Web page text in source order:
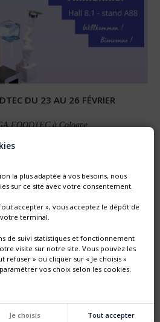
DU 23 AU 26 FÉVRIER
FOODTEC à Cologne
la plus adaptée à vos besoins, nous
sur ce site avec votre consentement.
accepter », vous acceptez le dépôt de
votre terminal.
de suivi statistiques et fonctionnement
visite sur notre site. Vous pouvez les
refuser » ou cliquer sur « Je choisis »
vos choix selon les cookies.
Je choisis Tout accepter